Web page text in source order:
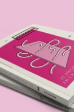
AL CARRITO /